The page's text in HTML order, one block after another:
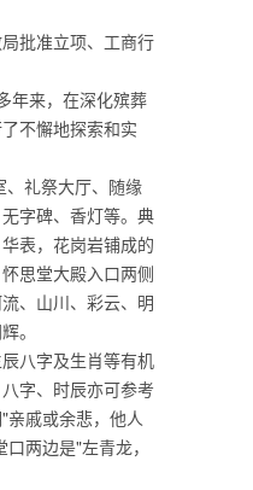
批准立项、工商行
年来，在深化殡葬
不懈地探索和实
、礼祭大厅、随缘
字碑、香灯等。典
表，花岗岩铺成的
思堂大殿入口两侧
、山川、彩云、明
。
八字及生肖等有机
字、时辰亦可参考
戚或余悲，他人
两边是"左青龙，